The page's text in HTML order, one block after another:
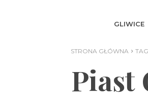
GLIWICE
STRONA GŁÓWNA
Piast